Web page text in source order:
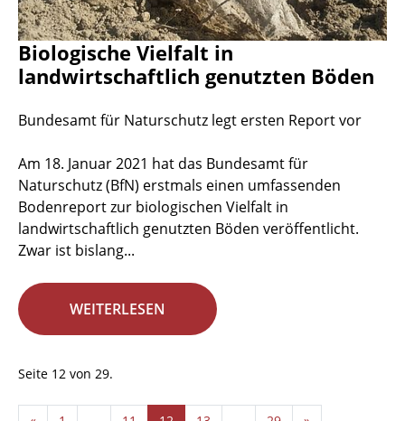
Biologische Vielfalt in
landwirtschaftlich genutzten Böden
Bundesamt für Naturschutz legt ersten Report vor
Am 18. Januar 2021 hat das Bundesamt für
Naturschutz (BfN) erstmals einen umfassenden
Bodenreport zur biologischen Vielfalt in
landwirtschaftlich genutzten Böden veröffentlicht.
Zwar ist bislang...
WEITERLESEN
Seite 12 von 29.